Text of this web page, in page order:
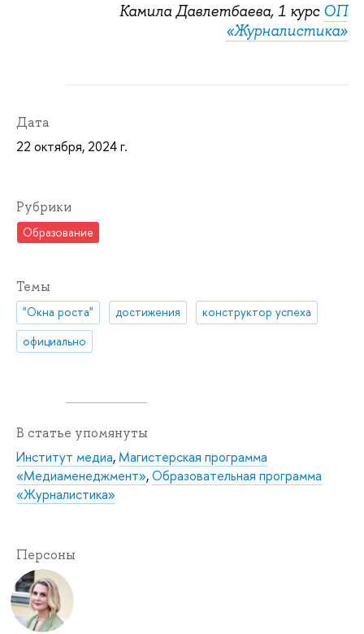
Камила Давлетбаева, 1 курс ОП
«Журналистика»
Дата
22 октября, 2024 г.
Рубрики
Образование
Темы
"Окна роста" достижения
конструктор успеха
официально
В статье упомянуты
Институт медиа, Магистерская программа
«Медиаменеджмент»,Образовательная программа
«Журналистика»
Персоны